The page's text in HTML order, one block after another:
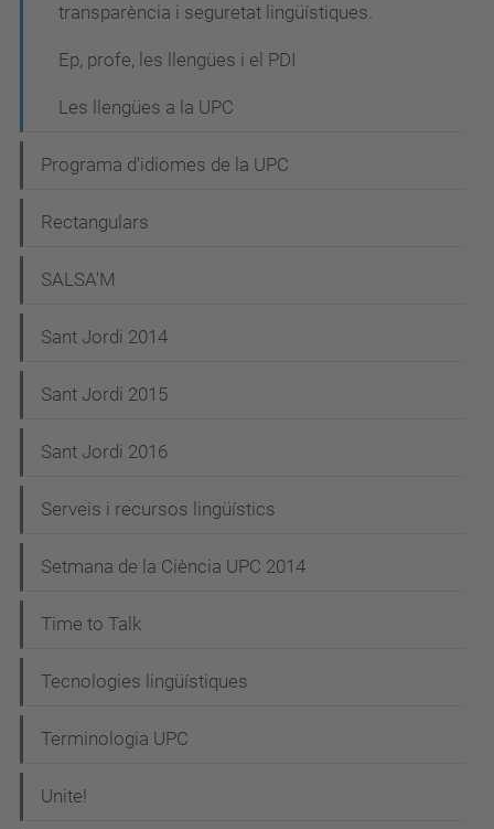
transparència i seguretat lingüístiques.
Ep, profe, les llengües i el PDI
Les llengües a la UPC
Programa d'idiomes de la UPC
Rectangulars
SALSA'M
Sant Jordi 2014
Sant Jordi 2015
Sant Jordi 2016
Serveis i recursos lingüístics
Setmana de la Ciència UPC 2014
Time to Talk
Tecnologies lingüístiques
Terminologia UPC
Unite!